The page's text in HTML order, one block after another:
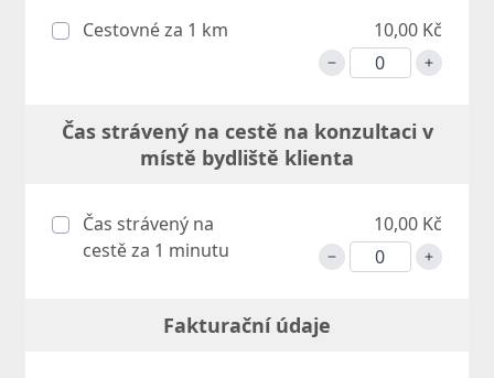
Cestovné za 1 km 10,00 Kč
Čas strávený na cestě na konzultaci v
místě bydliště klienta
Čas strávený na
cestě za 1 minutu
10,00 Kč
Fakturační údaje